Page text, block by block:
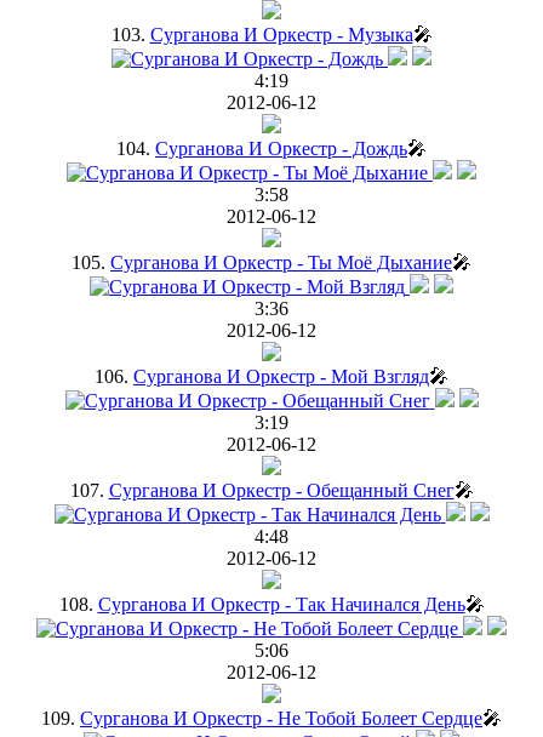
103. Сурганова И Оркестр - Музыка🎤
4:19
2012-06-12
104. Сурганова И Оркестр - Дождь🎤
3:58
2012-06-12
105. Сурганова И Оркестр - Ты Моё Дыхание🎤
3:36
2012-06-12
106. Сурганова И Оркестр - Мой Взгляд🎤
3:19
2012-06-12
107. Сурганова И Оркестр - Обещанный Снег🎤
4:48
2012-06-12
108. Сурганова И Оркестр - Так Начинался День🎤
5:06
2012-06-12
109. Сурганова И Оркестр - Не Тобой Болеет Сердце🎤